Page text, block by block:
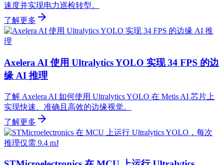
速度并实现电力巡检转型。
了解更多
Axelera AI 使用 Ultralytics YOLO 实现 34 FPS 的边
缘 AI 推理
了解 Axelera AI 如何使用 Ultralytics YOLO 在 Metis AI 芯片上
实现快速、准确且高效的边缘视觉。
了解更多